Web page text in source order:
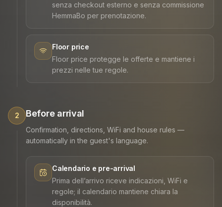
senza checkout esterno e senza commissione
HemmaBo per prenotazione.
Floor price
Floor price protegge le offerte e mantiene i
prezzi nelle tue regole.
2 Before arrival
Confirmation, directions, WiFi and house rules —
automatically in the guest's language.
Calendario e pre-arrival
Prima dell’arrivo riceve indicazioni, WiFi e
regole; il calendario mantiene chiara la
disponibilità.